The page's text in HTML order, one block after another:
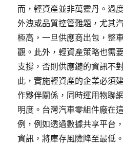
而，輕資產並非萬靈丹。過
外洩或品質控管難題，尤其
極高，一旦供應商出包，整
觀。此外，輕資產策略也需
支撐，否則供應鏈的資訊不
此，實施輕資產的企業必須
作夥伴關係，同時運用物聯
明度。台灣汽車零組件廠在
例，例如透過數據共享平台
資訊，將庫存風險降至最低